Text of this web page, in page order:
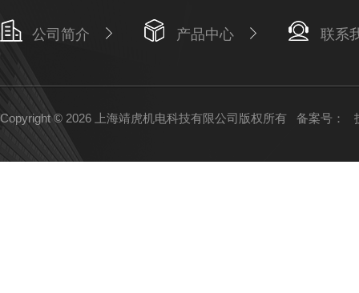
公司简介 产品中心 联系
Copyright © 2026 上海靖虎机电科技有限公司版权所有 备案号：